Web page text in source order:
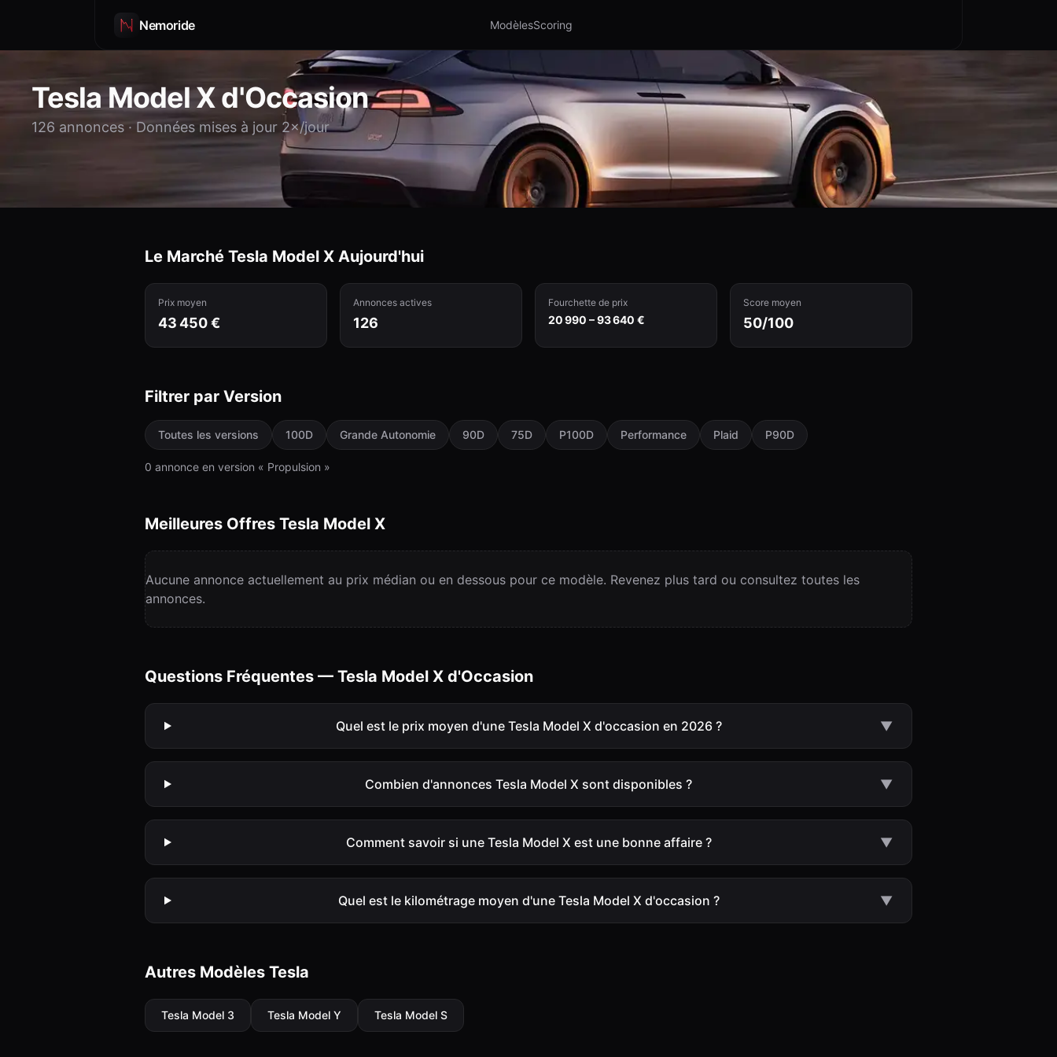
Nemoride ModèlesScoring
TeslaModel Xd'Occasion
126 annonces · Données mises à jour 2×/jour
Le Marché Tesla Model X Aujourd'hui
Prix moyen
43 450 €
Annonces actives
126
Fourchette de prix
20 990 – 93 640 €
Score moyen
50/100
Filtrer par Version
Toutes les versions 100D Grande Autonomie 90D 75D P100D Performance Plaid P90D
0 annonce en version « Propulsion »
Meilleures Offres Tesla Model X
Aucune annonce actuellement au prix médian ou en dessous pour ce modèle. Revenez plus tard ou consultez toutes les
annonces.
Questions Fréquentes — Tesla Model X d'Occasion
Quel est le prix moyen d'une Tesla Model X d'occasion en 2026 ? ▼
Combien d'annonces Tesla Model X sont disponibles ? ▼
Comment savoir si une Tesla Model X est une bonne affaire ? ▼
Quel est le kilométrage moyen d'une Tesla Model X d'occasion ? ▼
Autres Modèles Tesla
Tesla Model 3 Tesla Model Y Tesla Model S